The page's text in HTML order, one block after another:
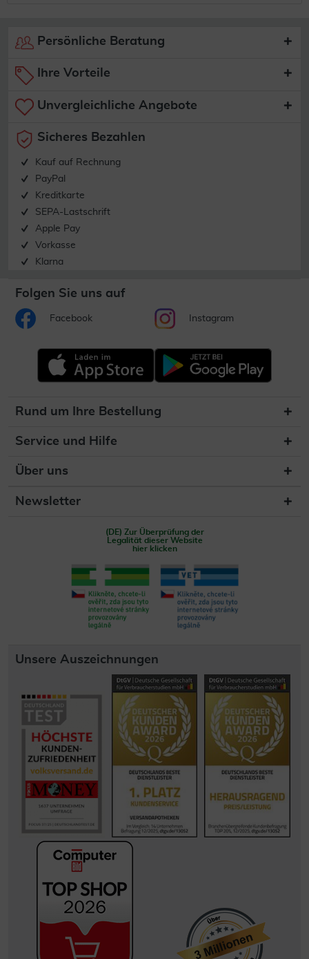
Persönliche Beratung
Ihre Vorteile
Unvergleichliche Angebote
Sicheres Bezahlen
Kauf auf Rechnung
PayPal
Kreditkarte
SEPA-Lastschrift
Apple Pay
Vorkasse
Klarna
Folgen Sie uns auf
Facebook Instagram
Rund um Ihre Bestellung
Service und Hilfe
Über uns
Newsletter
(DE) Zur Überprüfung der
Legalität dieser Website
hier klicken
Unsere Auszeichnungen